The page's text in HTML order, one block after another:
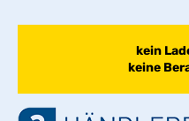
kein
keine